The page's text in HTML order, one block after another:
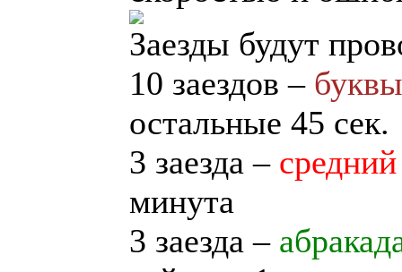
Заезды будут
10 заездов – буквы
остальные 45 сек.
3 заезда –
минута
3 заезда –